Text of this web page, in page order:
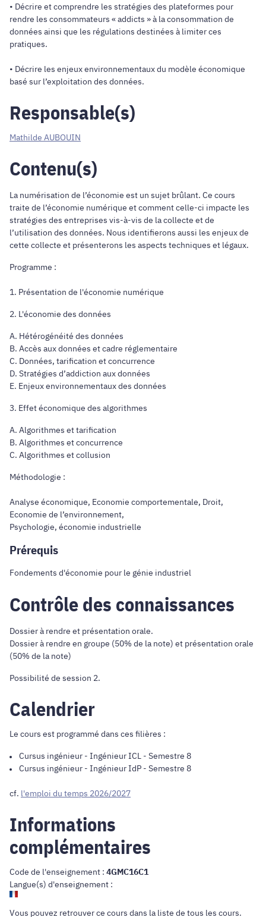
• Décrire et comprendre les stratégies des plateformes pour
rendre les consommateurs « addicts » à la consommation de
données ainsi que les régulations destinées à limiter ces
pratiques.
• Décrire les enjeux environnementaux du modèle économique
basé sur l’exploitation des données.
Responsable(s)
Mathilde AUBOUIN
Contenu(s)
La numérisation de l’économie est un sujet brûlant. Ce cours
traite de l’économie numérique et comment celle-ci impacte les
stratégies des entreprises vis-à-vis de la collecte et de
l’utilisation des données. Nous identifierons aussi les enjeux de
cette collecte et présenterons les aspects techniques et légaux.
Programme :
1. Présentation de l'économie numérique
2. L'économie des données
A. Hétérogénéité des données
B. Accès aux données et cadre réglementaire
C. Données, tarification et concurrence
D. Stratégies d’addiction aux données
E. Enjeux environnementaux des données
3. Effet économique des algorithmes
A. Algorithmes et tarification
B. Algorithmes et concurrence
C. Algorithmes et collusion
Méthodologie :
Analyse économique, Economie comportementale, Droit,
Economie de l’environnement,
Psychologie, économie industrielle
Prérequis
Fondements d'économie pour le génie industriel
Contrôle des connaissances
Dossier à rendre et présentation orale.
Dossier à rendre en groupe (50% de la note) et présentation orale
(50% de la note)
Possibilité de session 2.
Calendrier
Le cours est programmé dans ces filières :
Cursus ingénieur - Ingénieur ICL - Semestre 8
Cursus ingénieur - Ingénieur IdP - Semestre 8
cf. l'emploi du temps 2026/2027
Informations
complémentaires
Code de l'enseignement : 4GMC16C1
Langue(s) d'enseignement :
Vous pouvez retrouver ce cours dans la liste de tous les cours.